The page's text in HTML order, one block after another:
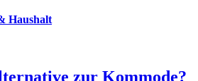
Haushalt
zur Kommode?